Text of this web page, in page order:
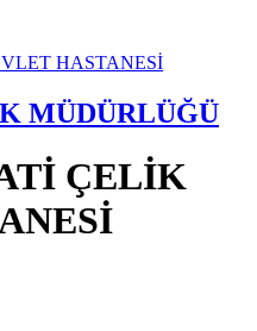
MÜDÜRLÜĞÜ
ÇELİK